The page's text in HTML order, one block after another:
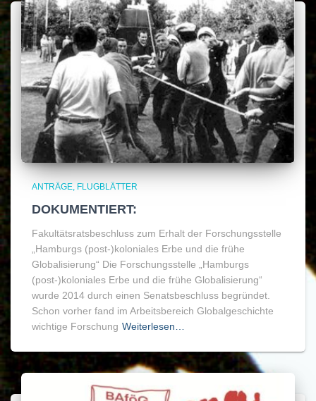
ANTRÄGE FLUGBLÄTTER
DOKUMENTIERT:
Fakultätsratsbeschluss zum Erhalt der Forschungsstelle
„Hamburgs (post-)koloniales Erbe und die frühe
Globalisierung“ Die Forschungsstelle „Hamburgs
(post-)koloniales Erbe und die frühe Globalisierung“
wurde 2014 durch einen Senatsbeschluss begründet.
Schon vorher fand im Arbeitsbereich Globalgeschichte
wichtige Forschung Weiterlesen…